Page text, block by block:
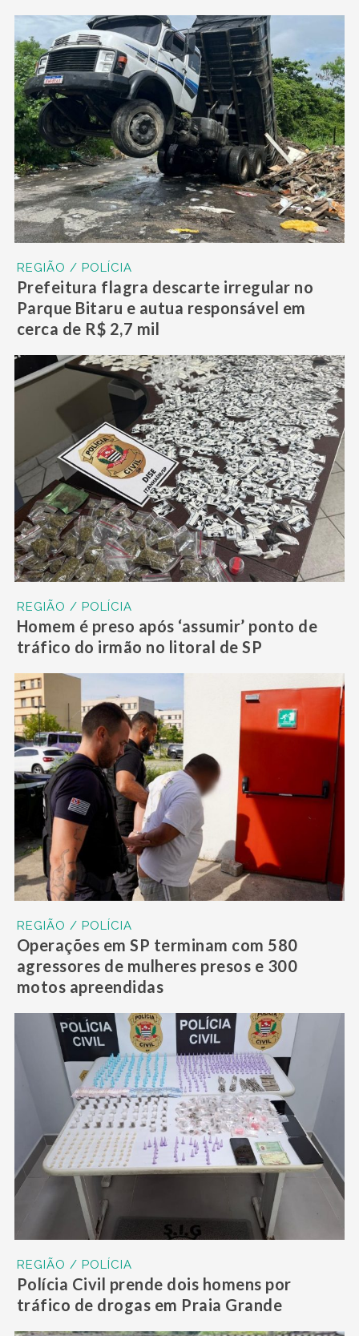
REGIÃO / POLÍCIA
Prefeitura flagra descarte irregular no
Parque Bitaru e autua responsável em
cerca de R$ 2,7 mil
REGIÃO / POLÍCIA
Homem é preso após ‘assumir’ ponto de
tráfico do irmão no litoral de SP
REGIÃO / POLÍCIA
Operações em SP terminam com 580
agressores de mulheres presos e 300
motos apreendidas
REGIÃO / POLÍCIA
Polícia Civil prende dois homens por
tráfico de drogas em Praia Grande